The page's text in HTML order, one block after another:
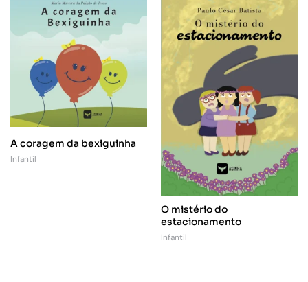
A coragem da bexiguinha
Infantil
O mistério do
estacionamento
Infantil